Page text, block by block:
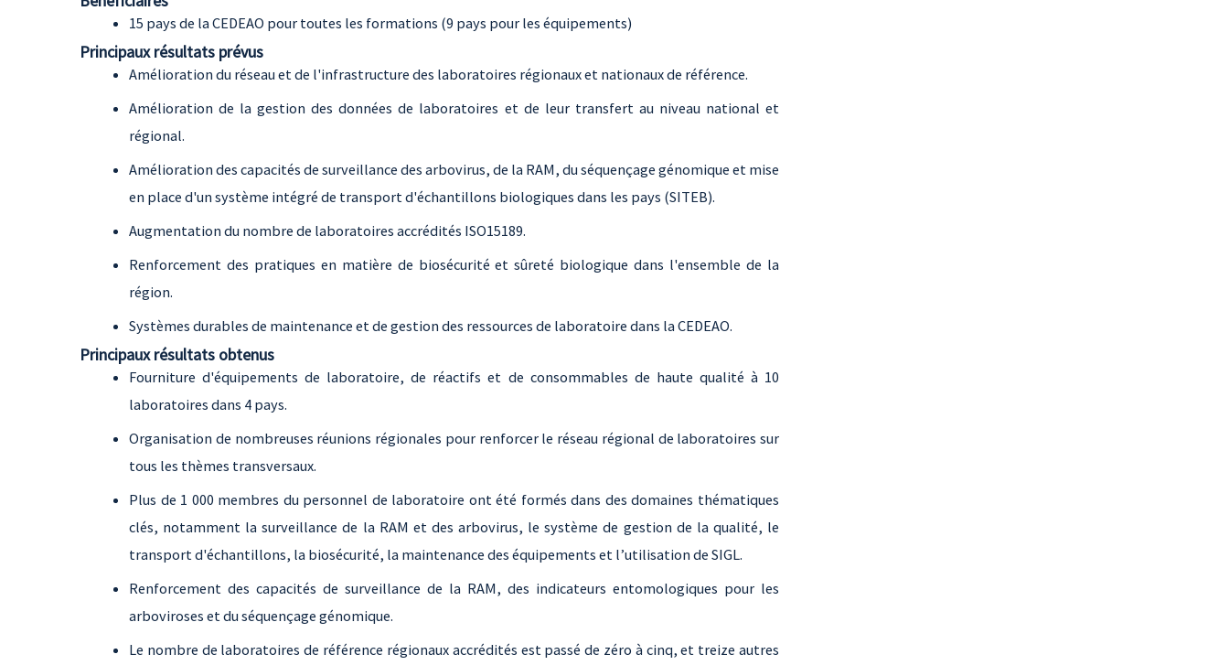
15 pays de la CEDEAO pour toutes les formations (9 pays pour les équipements)
Principaux résultats prévus
Amélioration du réseau et de l'infrastructure des laboratoires régionaux et nationaux de référence.
Amélioration de la gestion des données de laboratoires et de leur transfert au niveau national et
régional.
Amélioration des capacités de surveillance des arbovirus, de la RAM, du séquençage génomique et mise
en place d'un système intégré de transport d'échantillons biologiques dans les pays (SITEB).
Augmentation du nombre de laboratoires accrédités ISO15189.
Renforcement des pratiques en matière de biosécurité et sûreté biologique dans l'ensemble de la
région.
Systèmes durables de maintenance et de gestion des ressources de laboratoire dans la CEDEAO.
Principaux résultats obtenus
Fourniture d'équipements de laboratoire, de réactifs et de consommables de haute qualité à 10
laboratoires dans 4 pays.
Organisation de nombreuses réunions régionales pour renforcer le réseau régional de laboratoires sur
tous les thèmes transversaux.
Plus de 1 000 membres du personnel de laboratoire ont été formés dans des domaines thématiques
clés, notamment la surveillance de la RAM et des arbovirus, le système de gestion de la qualité, le
transport d'échantillons, la biosécurité, la maintenance des équipements et l’utilisation de SIGL.
Renforcement des capacités de surveillance de la RAM, des indicateurs entomologiques pour les
arboviroses et du séquençage génomique.
Le nombre de laboratoires de référence régionaux accrédités est passé de zéro à cinq, et treize autres